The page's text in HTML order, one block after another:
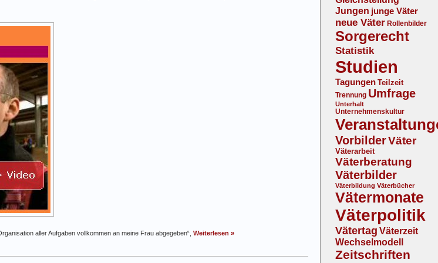
Jungen junge Väter
neue Väter Rollenbilder
Sorgerecht
Statistik
Studien
Tagungen Teilzeit
Trennung Umfrage
Unterhalt
Unternehmenskultur
VorbilderVäter
Väterarbeit
Väterberatung
Väterbilder
Väterbildung Väterbücher
Vätermonate
Väterpolitik
Vätertag Väterzeit
Wechselmodell
Zeitschriften
aller Aufgaben vollkommen an meine Frau abgegeben“, Weiterlesen »